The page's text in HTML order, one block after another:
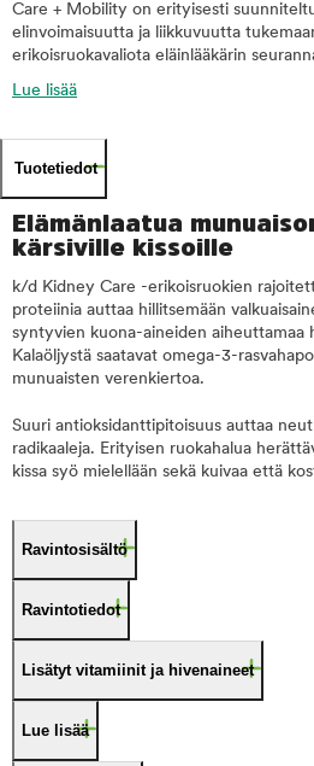
Care + Mobility on erityisesti
elinvoimaisuutta ja liikkuvuutta
erikoisruokavaliota eläinlääkärin
Lue lisää
Tuotetiedot
Elämänlaatua
kärsiville kissoille
k/d Kidney Care -erikoisruokien
proteiinia auttaa hillitsemään
syntyvien kuona-aineiden aiheuttamaa
Kalaöljystä saatavat omega-3-
munuaisten verenkiertoa.
Suuri antioksidanttipitoisuus auttaa
radikaaleja. Erityisen ruokahalua
kissa syö mielellään sekä kuivaa että
Ravintosisältö
Ravintotiedot
Lisätyt vitamiinit ja hivenaineet
Lue lisää